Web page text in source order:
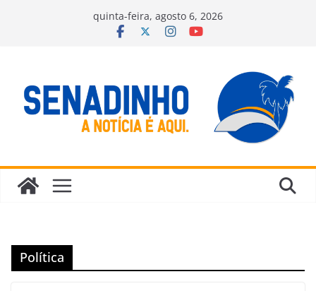
quinta-feira, agosto 6, 2026
Política